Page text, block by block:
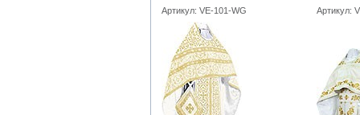
Артикул: VE-101-WG Артикул: